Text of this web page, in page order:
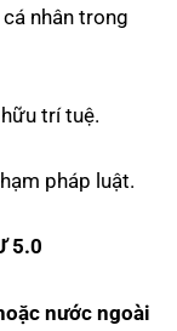
nhân trong
trí tuệ.
pháp luật.
5.0
nước ngoài